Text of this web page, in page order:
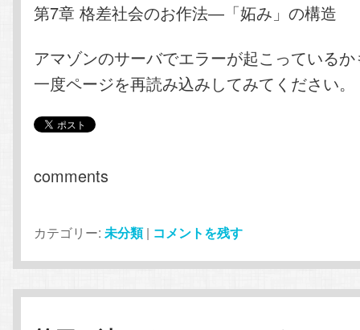
第7章 格差社会のお作法―「妬み」の構造
アマゾンのサーバでエラーが起こっている
一度ページを再読み込みしてみてください。
comments
カテゴリー: 未分類 | コメントを残す